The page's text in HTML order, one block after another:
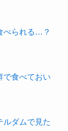
べられる…？
で食べておい
ルダムで見た